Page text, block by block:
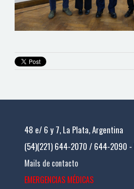
48 e/ 6 y 7, La Plata, Argentina
(54)(221) 644-2070 / 644-2090 -
Mails de contacto
EMERGENCIAS MÉDICAS